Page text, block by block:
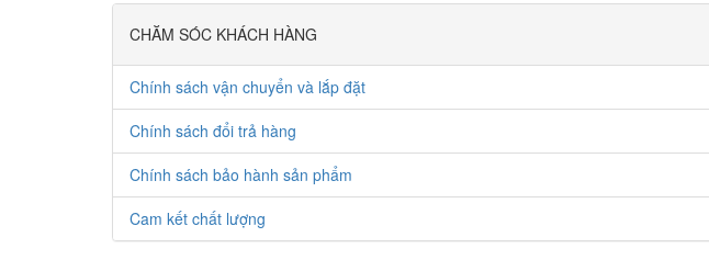
CHĂM SÓC KHÁCH HÀNG
Chính sách vận chuyển và lắp đặt
Chính sách đổi trả hàng
Chính sách bảo hành sản phẩm
Cam kết chất lượng